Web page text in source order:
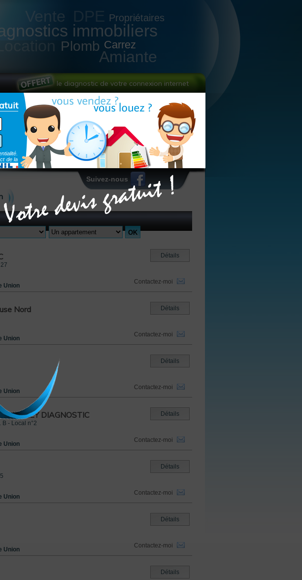
Vente Propriétaires
immobiliers
Location Plomb Carrez
Amiante
le diagnostic de votre connexion internet
de la
Suivez-nous
Union
Détails
Contactez-moi
Nord
Union
Détails
Contactez-moi
Union
Détails
Contactez-moi
DIAGNOSTIC
- Local n°2
Union
Détails
Contactez-moi
Union
Détails
Contactez-moi
Union
Détails
Contactez-moi
Détails